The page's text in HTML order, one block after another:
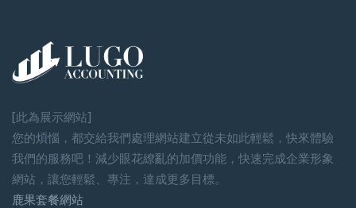
[此為展示網站]
您的煩惱，都交給我們處理網站建立從未如此輕鬆，快來體驗
我們的服務吧！減少眼花繚亂的加價功能，快速完成企業形象
網站，讓您輕鬆、專注，達成更多目標。
鹿果套餐網站